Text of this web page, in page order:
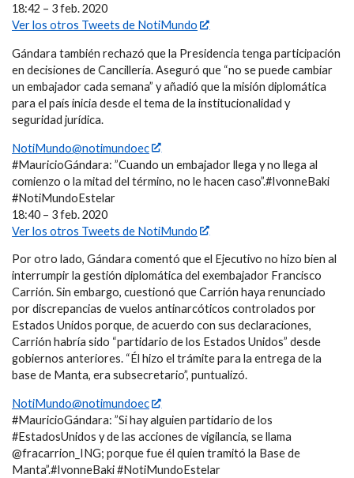
18:42 – 3 feb. 2020
Ver los otros Tweets de NotiMundo
Gándara también rechazó que la Presidencia tenga participación
en decisiones de Cancillería. Aseguró que “no se puede cambiar
un embajador cada semana” y añadió que la misión diplomática
para el país inicia desde el tema de la institucionalidad y
seguridad jurídica.
NotiMundo@notimundoec
#MauricioGándara: ”Cuando un embajador llega y no llega al
comienzo o la mitad del término, no le hacen caso”.#IvonneBaki
#NotiMundoEstelar
18:40 – 3 feb. 2020
Ver los otros Tweets de NotiMundo
Por otro lado, Gándara comentó que el Ejecutivo no hizo bien al
interrumpir la gestión diplomática del exembajador Francisco
Carrión. Sin embargo, cuestionó que Carrión haya renunciado
por discrepancias de vuelos antinarcóticos controlados por
Estados Unidos porque, de acuerdo con sus declaraciones,
Carrión habría sido “partidario de los Estados Unidos” desde
gobiernos anteriores. “Él hizo el trámite para la entrega de la
base de Manta, era subsecretario”, puntualizó.
NotiMundo@notimundoec
#MauricioGándara: ”Si hay alguien partidario de los
#EstadosUnidos y de las acciones de vigilancia, se llama
@fracarrion_ING; porque fue él quien tramitó la Base de
Manta”.#IvonneBaki #NotiMundoEstelar